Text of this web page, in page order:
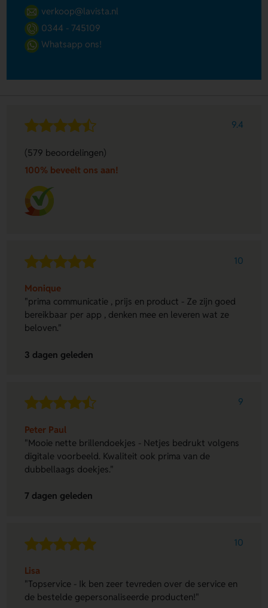
verkoop@lavista.nl
0344 - 745109
Whatsapp ons!
9.4
(579 beoordelingen)
100% beveelt ons aan!
10
Monique
"prima communicatie , prijs en product - Ze zijn goed
bereikbaar per app , denken mee en leveren wat ze
beloven."
3 dagen geleden
9
Peter Paul
"Mooie nette brillendoekjes - Netjes bedrukt volgens
digitale voorbeeld. Kwaliteit ook prima van de
dubbellaags doekjes."
7 dagen geleden
10
Lisa
"Topservice - Ik ben zeer tevreden over de service en
de bestelde gepersonaliseerde producten!"